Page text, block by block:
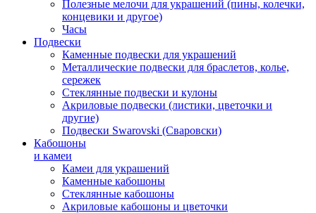
Полезные мелочи для украшений (пины, колечки,
концевики и другое)
Часы
Подвески
Каменные подвески для украшений
Металлические подвески для браслетов, колье,
сережек
Стеклянные подвески и кулоны
Акриловые подвески (листики, цветочки и
другие)
Подвески Swarovski (Сваровски)
Кабошоны
и камеи
Камеи для украшений
Каменные кабошоны
Стеклянные кабошоны
Акриловые кабошоны и цветочки